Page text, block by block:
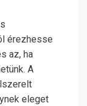
érezhesse
az, ha
A
eleget